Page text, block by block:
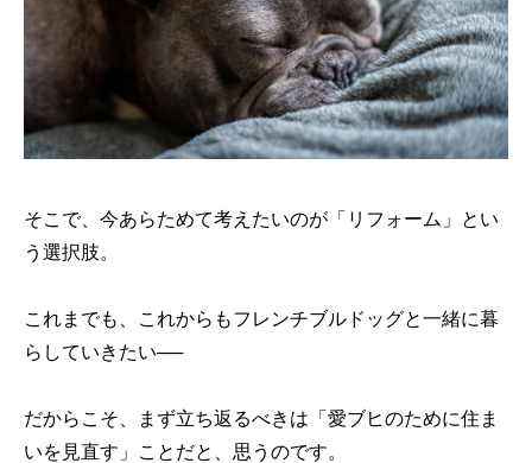
そこで、今あらためて考えたいのが「リフォーム」とい
う選択肢。
これまでも、これからもフレンチブルドッグと一緒に暮
らしていきたい──
だからこそ、まず立ち返るべきは「愛ブヒのために住ま
いを見直す」ことだと、思うのです。